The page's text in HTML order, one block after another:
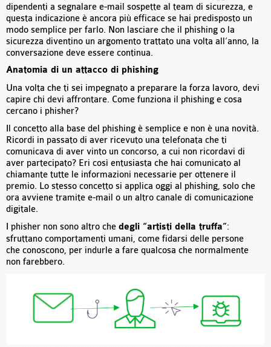
dipendenti a segnalare e-mail sospette al team di sicurezza, e
questa indicazione è ancora più efficace se hai predisposto un
modo semplice per farlo. Non lasciare che il phishing o la
sicurezza diventino un argomento trattato una volta all’anno, la
conversazione deve essere continua.
Anatomia di un attacco di phishing
Una volta che ti sei impegnato a preparare la forza lavoro, devi
capire chi devi affrontare. Come funziona il phishing e cosa
cercano i phisher?
Il concetto alla base del phishing è semplice e non è una novità.
Ricordi in passato di aver ricevuto una telefonata che ti
comunicava di aver vinto un concorso, a cui non ricordavi di
aver partecipato? Eri così entusiasta che hai comunicato al
chiamante tutte le informazioni necessarie per ottenere il
premio. Lo stesso concetto si applica oggi al phishing, solo che
ora avviene tramite e-mail o un altro canale di comunicazione
digitale.
I phisher non sono altro che degli “artisti della truffa”:
sfruttano comportamenti umani, come fidarsi delle persone
che conoscono, per indurle a fare qualcosa che normalmente
non farebbero.